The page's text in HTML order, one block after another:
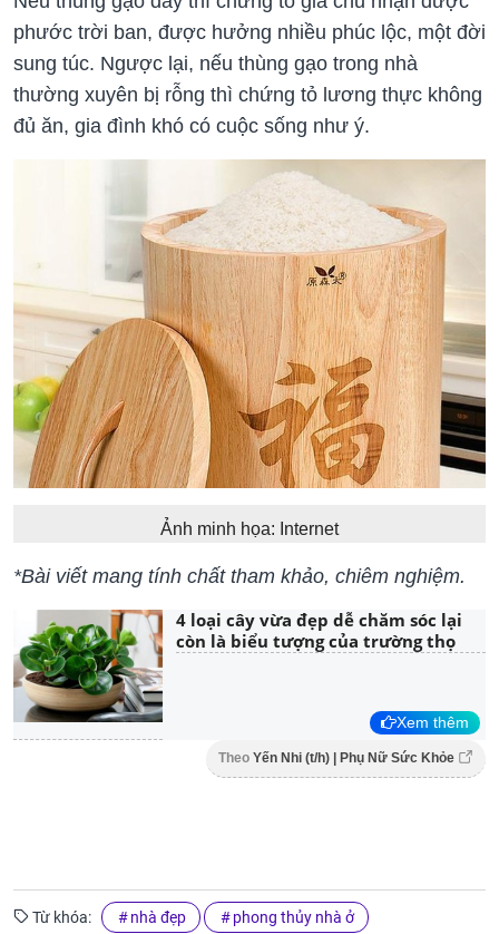
phước trời ban, được hưởng nhiều phúc lộc, một đời
sung túc. Ngược lại, nếu thùng gạo trong nhà
thường xuyên bị rỗng thì chứng tỏ lương thực không
đủ ăn, gia đình khó có cuộc sống như ý.
Ảnh minh họa: Internet
*Bài viết mang tính chất tham khảo, chiêm nghiệm.
4 loại cây vừa đẹp dễ chăm sóc lại
còn là biểu tượng của trường thọ
Xem thêm
Theo Yến Nhi (t/h) | Phụ Nữ Sức Khỏe
Từ khóa: nhà đẹp phong thủy nhà ở